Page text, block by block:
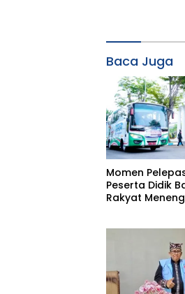
Baca Juga
Momen
Peserta Didik
Rakyat